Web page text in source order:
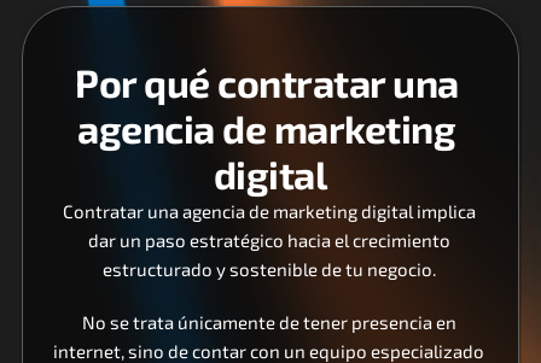
Por qué contratar una
agencia de marketing
digital
Contratar una agencia de marketing digital implica
dar un paso estratégico hacia el crecimiento
estructurado y sostenible de tu negocio.
No se trata únicamente de tener presencia en
internet, sino de contar con un equipo especializado